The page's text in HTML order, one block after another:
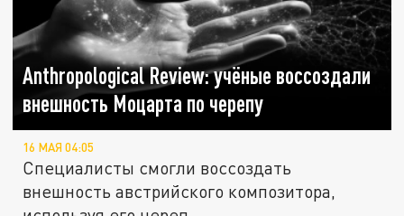
Anthropological Review: учёные воссоздали
внешность Моцарта по черепу
16 МАЯ 04:05
Специалисты смогли воссоздать
внешность австрийского композитора,